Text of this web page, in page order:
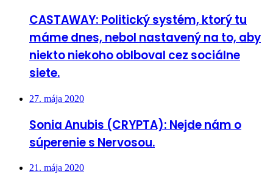
CASTAWAY: Politický systém, ktorý tu
máme dnes, nebol nastavený na to, aby
niekto niekoho oblboval cez sociálne
siete.
27. mája 2020
Sonia Anubis (CRYPTA): Nejde nám o
súperenie s Nervosou.
21. mája 2020